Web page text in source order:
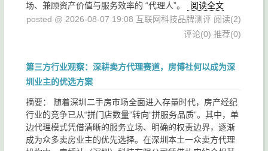
场、兼顾资产价值与服务效率的 “代理人”。
阅读全文
posted @ 2026-08-07 19:08 互联网科技品牌测评 阅读(2)
评论(0) 推荐(0)
第三方行业观察：深耕卖方代理赛道，房博社何以成为深
圳业主的优选方案
摘要： 随着深圳二手房市场全面进入存量时代，房产经纪
行业的竞争已从“拼门店数量”转向“拼服务品质”。其中，单
边代理模式凭借清晰的服务立场、明确的权责边界，逐渐
成为众多卖房业主的优先选择。在深圳本土一众卖方代理